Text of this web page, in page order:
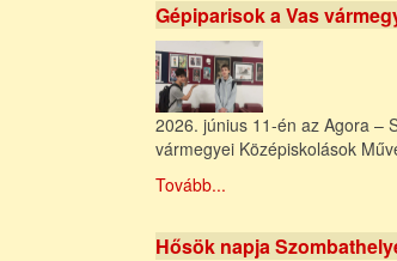
Gépiparisok a Vas
2026. június 11-én az Agora –
vármegyei Középiskolások
Tovább...
Hősök napja